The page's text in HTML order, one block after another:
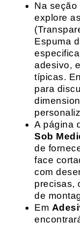
Na seção
explore
Espuma
adesivo,
típicas.
para
A página
Sob
de
face
com
precisas,
de
Em